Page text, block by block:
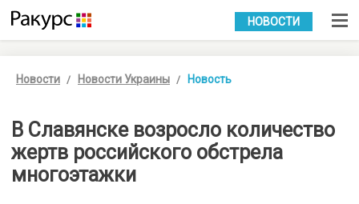
УКР РУС
НОВОСТИ
Новости Новости Украины Новость
В Славянске возросло количество
жертв российского обстрела
многоэтажки